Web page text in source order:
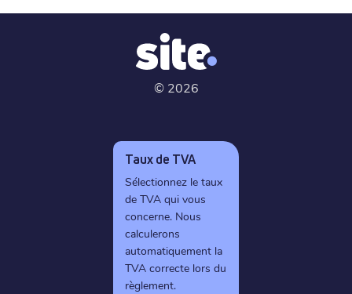
© 2026
Taux de TVA
Sélectionnez le taux
de TVA qui vous
concerne. Nous
calculerons
automatiquement la
TVA correcte lors du
règlement.